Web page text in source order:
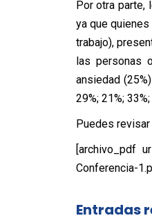
Por otra parte,
ya que
trabajo),
las personas
ansiedad
29%; 21%;
Puedes
[archivo_pdf
Conferencia-
Entradas